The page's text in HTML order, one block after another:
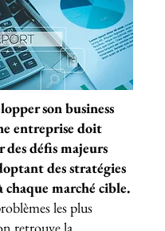
son business
entreprise doit
des défis majeurs
des stratégies
chaque marché cible.
les plus